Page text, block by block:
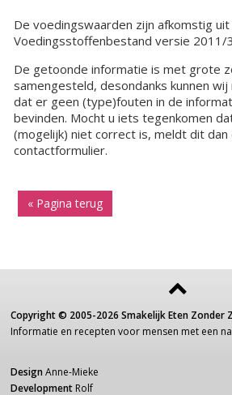
De voedingswaarden zijn afkomstig
Voedingsstoffenbestand versie 2011/
De getoonde informatie is met grote
samengesteld, desondanks kunnen
dat er geen (type)fouten in de
bevinden. Mocht u iets tegenkomen
(mogelijk) niet correct is, meldt dit dan
contactformulier.
« Pagina terug
Copyright © 2005-2026 Smakelijk Eten Zonder
Informatie en recepten voor mensen met een
Design Anne-Mieke
Development Rolf